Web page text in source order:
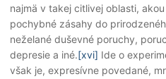
najmä v takej citlivej oblasti,
pochybné zásahy do
neželané duševné poruchy,
depresie a iné.[xvi] Ide o
však je, expresívne povedané,